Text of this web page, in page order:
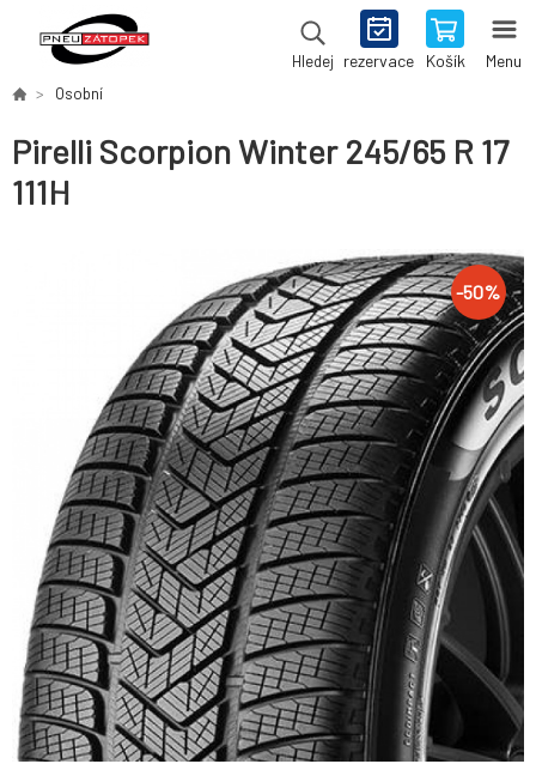
Hledej rezervace Košík Menu
Osobní
Pirelli Scorpion Winter 245/65 R 17
111H
-50%